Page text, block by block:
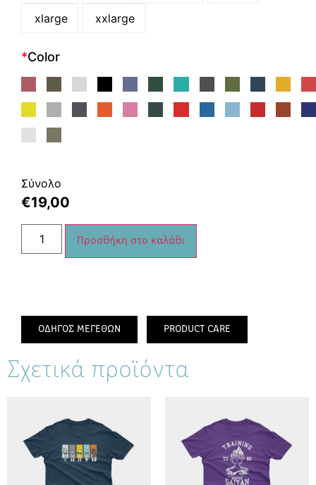
xlarge xxlarge
*Color
Σύνολο
€19,00
Προσθήκη στο καλάθι
ΟΔΗΓΟΣ ΜΕΓΕΘΩΝ PRODUCT CARE
Σχετικά προϊόντα